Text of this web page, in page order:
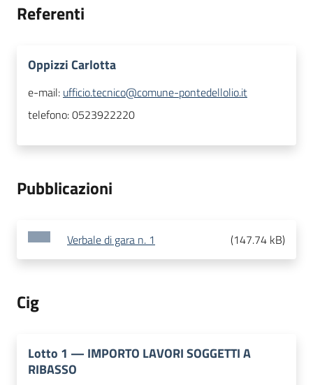
Referenti
Oppizzi Carlotta
e-mail: ufficio.tecnico@comune-pontedellolio.it
telefono:0523922220
Pubblicazioni
Verbale di gara n. 1 (147.74 kB)
Cig
Lotto 1 — IMPORTO LAVORI SOGGETTI A
RIBASSO